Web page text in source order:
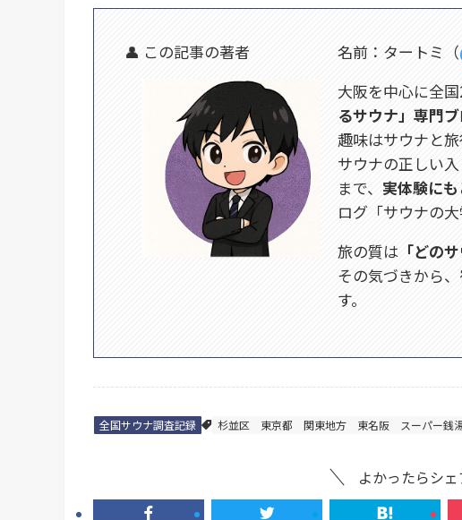
👤 この記事の著者 名前：タートミ（
大阪を中心に全
るサウナ」専門
趣味はサウナと旅
サウナの正しい
まで、 実体験に
ログ「サウナの大
旅の質は「どのサ
その気づきから
す。
全国サウナ調査記録 杉並区 東京都 関東地方 東名阪 スーパー銭
よかったらシェ